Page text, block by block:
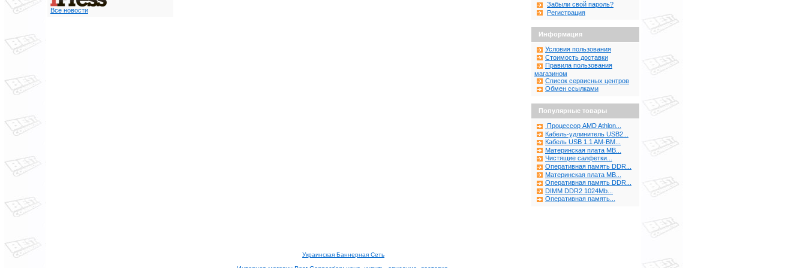
Все новости
Забыли свой пароль?
Регистрация
Информация
Условия пользования
Стоимость доставки
Правила пользования
магазином
Список сервисных центров
Обмен ссылками
Популярные товары
Процессор AMD Athlon...
Кабель-удлинитель USB2...
Кабель USB 1.1 AM-BM...
Материнская плата MB...
Чистящие салфетки...
Оперативная память DDR...
Материнская плата MB...
Оперативная память DDR...
DIMM DDR2 1024Mb...
Оперативная память...
Украинская Баннерная Сеть